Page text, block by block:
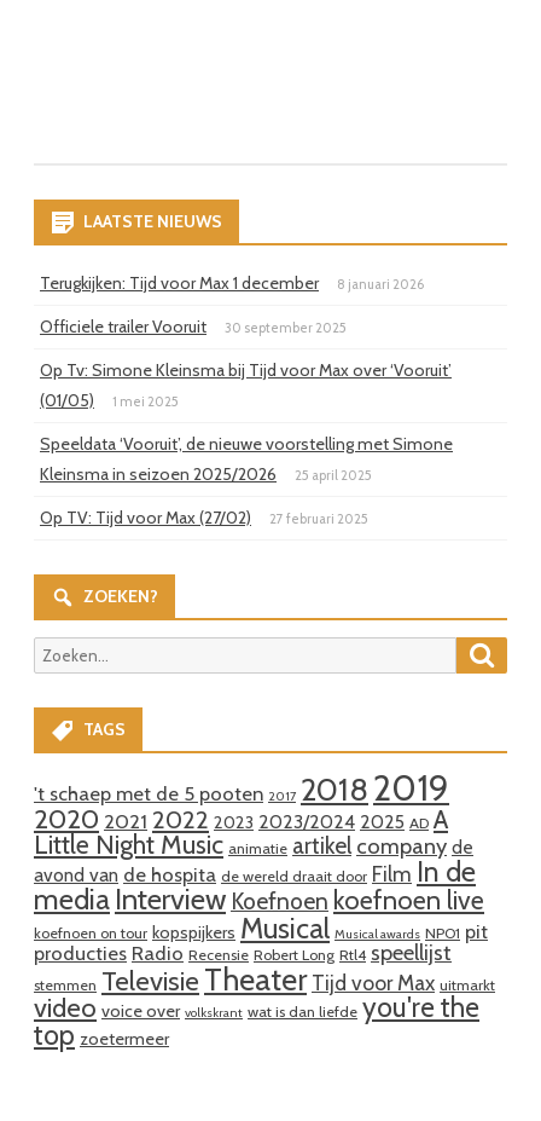
LAATSTE NIEUWS
Terugkijken: Tijd voor Max 1 december 8 januari 2026
Officiele trailer Vooruit 30 september 2025
Op Tv: Simone Kleinsma bij Tijd voor Max over ‘Vooruit’
(01/05)
1 mei 2025
Speeldata ‘Vooruit’, de nieuwe voorstelling met Simone
Kleinsma in seizoen 2025/2026
25 april 2025
Op TV: Tijd voor Max (27/02) 27 februari 2025
ZOEKEN?
Zoeken
naar:
TAGS
't schaep met de 5 pooten 2017 20182019
2020 2021 2022 2023 2023/2024 2025 AD A
Little Night Music animatie artikel company de
avond van de hospita de wereld draait door Film In de
media Interview Koefnoen koefnoen live
koefnoen on tour kopspijkers Musical Musical awards NPO1 pit
producties Radio Recensie Robert Long Rtl4 speellijst
stemmen Televisie Theater Tijd voor Max uitmarkt
video voice over volkskrant wat is dan liefde you're the
top zoetermeer